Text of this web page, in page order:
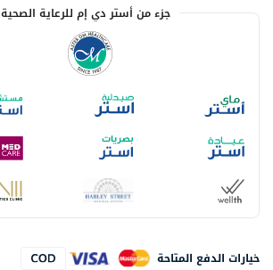
جزء من أستر دي إم للرعاية الصحية
خيارات الدفع المتاحة